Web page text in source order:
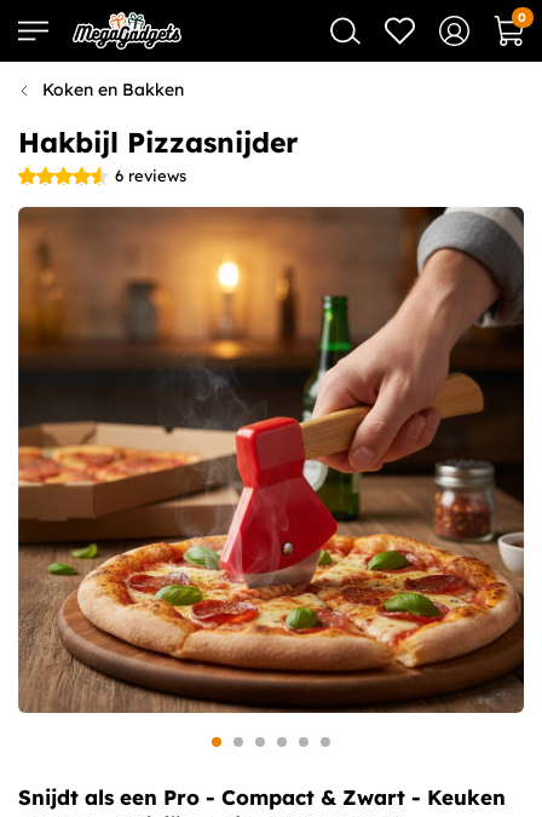
0
Koken en Bakken
Hakbijl Pizzasnijder
6 reviews
Snijdt als een Pro - Compact & Zwart - Keuken